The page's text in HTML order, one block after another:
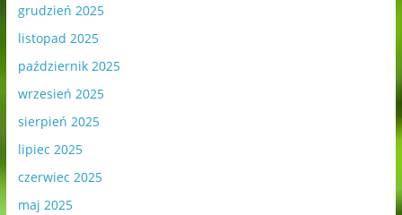
grudzień 2025
listopad 2025
październik 2025
wrzesień 2025
sierpień 2025
lipiec 2025
czerwiec 2025
maj 2025